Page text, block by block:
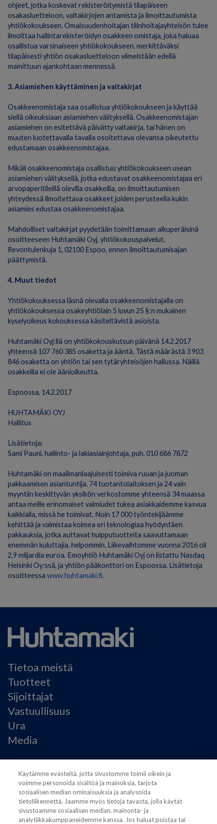
ohjeet, jotka koskevat rekisteröitymistä tilapäiseen
osakasluetteloon, valtakirjojen antamista ja ilmoittautumista
yhtiökokoukseen. Omaisuudenhoitajan tilinhoitajayhteisön tulee
ilmoittaa hallintarekisteröidyn osakkeen omistaja, joka haluaa
osallistua varsinaiseen yhtiökokoukseen, merkittäväksi
tilapäisesti yhtiön osakasluetteloon viimeistään edellä
mainittuun ajankohtaan mennessä.
3. Asiamiehen käyttäminen ja valtakirjat
Osakkeenomistaja saa osallistua yhtiökokoukseen ja käyttää
siellä oikeuksiaan asiamiehen välityksellä. Osakkeenomistajan
asiamiehen on esitettävä päivätty valtakirja, tai hänen on
muuten luotettavalla tavalla osoitettava olevansa oikeutettu
edustamaan osakkeenomistajaa.
Mikäli osakkeenomistaja osallistuu yhtiökokoukseen usean
asiamiehen välityksellä, jotka edustavat osakkeenomistajaa eri
arvopaperitileillä olevilla osakkeilla, on ilmoittautumisen
yhteydessä ilmoitettava osakkeet joiden perusteella kukin
asiamies edustaa osakkeenomistajaa.
Mahdolliset valtakirjat pyydetään toimittamaan alkuperäisinä
osoitteeseen Huhtamäki Oyj, yhtiökokouspalvelut,
Revontulenkuja 1, 02100 Espoo, ennen ilmoittautumisajan
päättymistä.
4. Muut tiedot
Yhtiökokouksessa läsnä olevalla osakkeenomistajalla on
yhtiökokouksessa osakeyhtiölain 5 luvun 25 §:n mukainen
kyselyoikeus kokouksessa käsiteltävistä asioista.
Huhtamäki Oyj:llä on yhtiökokouskutsun päivänä 14.2.2017
yhteensä 107 760 385 osaketta ja ääntä. Tästä määrästä 3 903
846 osaketta on yhtiön tai sen tytäryhteisöjen hallussa. Näillä
osakkeilla ei ole äänioikeutta.
Espoossa, 14.2.2017
HUHTAMÄKI OYJ
Hallitus
Lisätietoja:
Sami Pauni, hallinto- ja lakiasiainjohtaja, puh. 010 686 7872
Huhtamäki on maailmanlaajuisesti toimiva ruuan ja juoman
pakkaamisen asiantuntija. 74 tuotantolaitoksen ja 24 vain
myyntiin keskittyvän yksikön verkostomme yhteensä 34 maassa
antaa meille erinomaiset valmiudet tukea asiakkaidemme kasvua
kaikkialla, missä he toimivat. Noin 17 000 työntekijäämme
kehittää ja valmistaa kolmea eri teknologiaa hyödyntäen
pakkauksia, jotka auttavat huipputuotteita saavuttamaan
enemmän kuluttajia, helpommin. Liikevaihtomme vuonna 2016 oli
2,9 miljardia euroa. Emoyhtiö Huhtamäki Oyj on listattu Nasdaq
Helsinki Oy:ssä, ja yhtiön pääkonttori on Espoossa. Lisätietoja
osoitteessa www.huhtamaki.fi.
Tietoa meistä
Tuotteet
Sijoittajat
Vastuullisuus
Ura
Media
Käyttöehdot
Modern Slavery Statement
Tietosuojaseloste
Käyttöehdot
Evästeasetukset
Käytämme evästeitä, jotta sivustomme toimii oikein ja
voimme personoida sisältöä ja mainoksia, tarjota
sosiaalisen median ominaisuuksia ja analysoida
tietoliikennettä. Jaamme myös tietoja tavasta, jolla käytät
sivustoamme sosiaalisen median, mainonta- ja
analytiikkakumppaneidemme kanssa. Jos haluat poistaa tai